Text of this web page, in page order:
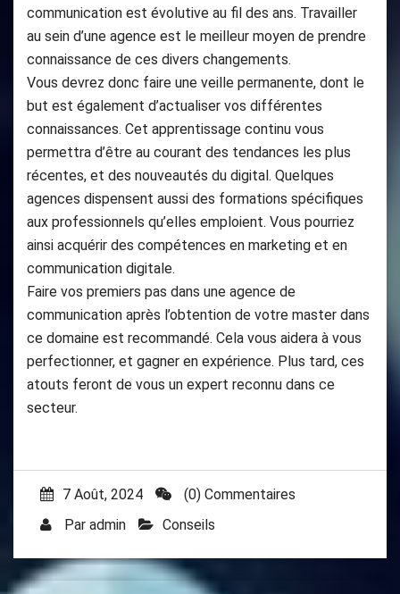
communication est évolutive au fil des ans. Travailler
au sein d’une agence est le meilleur moyen de prendre
connaissance de ces divers changements.
Vous devrez donc faire une veille permanente, dont le
but est également d’actualiser vos différentes
connaissances. Cet apprentissage continu vous
permettra d’être au courant des tendances les plus
récentes, et des nouveautés du digital. Quelques
agences dispensent aussi des formations spécifiques
aux professionnels qu’elles emploient. Vous pourriez
ainsi acquérir des compétences en marketing et en
communication digitale.
Faire vos premiers pas dans une agence de
communication après l’obtention de votre master dans
ce domaine est recommandé. Cela vous aidera à vous
perfectionner, et gagner en expérience. Plus tard, ces
atouts feront de vous un expert reconnu dans ce
secteur.
7 Août, 2024
(0) Commentaires
Par admin Conseils